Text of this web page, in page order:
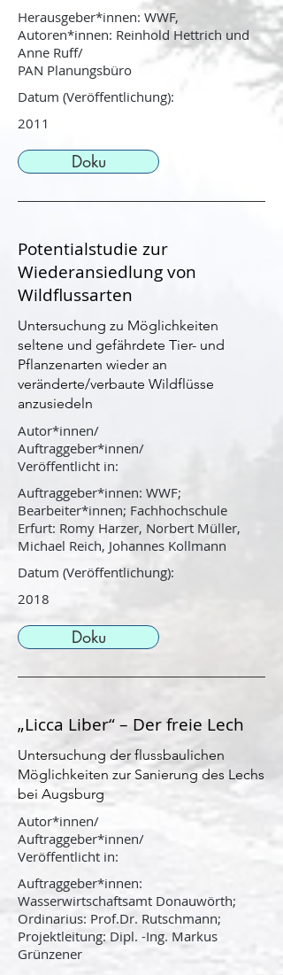
Herausgeber*innen: WWF,
Autoren*innen: Reinhold Hettrich und
Anne Ruff/
PAN Planungsbüro
Datum (Veröffentlichung):
2011
Doku
Potentialstudie zur
Wiederansiedlung von
Wildflussarten
Untersuchung zu Möglichkeiten
seltene und gefährdete Tier- und
Pflanzenarten wieder an
veränderte/verbaute Wildflüsse
anzusiedeln
Autor*innen/
Auftraggeber*innen/
Veröffentlicht in:
Auftraggeber*innen: WWF;
Bearbeiter*innen; Fachhochschule
Erfurt: Romy Harzer, Norbert Müller,
Michael Reich, Johannes Kollmann
Datum (Veröffentlichung):
2018
Doku
„Licca Liber“ – Der freie Lech
Untersuchung der flussbaulichen
Möglichkeiten zur Sanierung des Lechs
bei Augsburg
Autor*innen/
Auftraggeber*innen/
Veröffentlicht in:
Auftraggeber*innen:
Wasserwirtschaftsamt Donauwörth;
Ordinarius: Prof.Dr. Rutschmann;
Projektleitung: Dipl. -Ing. Markus
Grünzener